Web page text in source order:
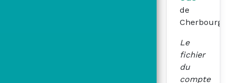
de
Cherbourg
Le
fichier
du
compte